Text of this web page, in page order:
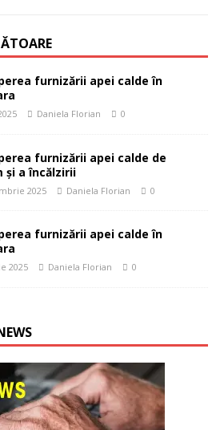
furnizării apei calde în
Daniela Florian 0
furnizării apei calde de
și a încălzirii
2025 Daniela Florian 0
furnizării apei calde în
2025 Daniela Florian 0